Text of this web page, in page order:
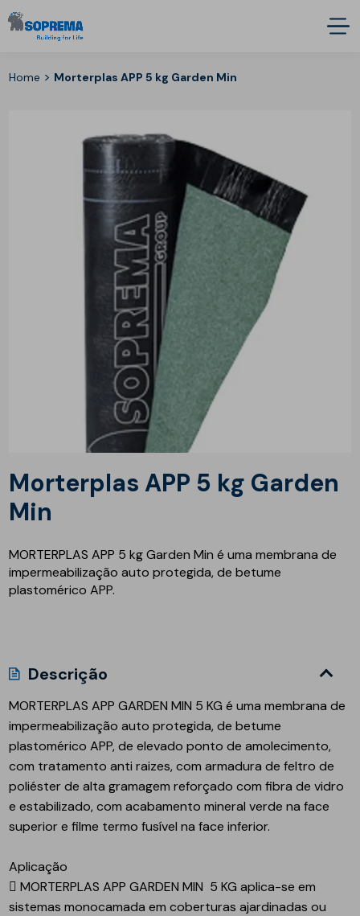
Home > Morterplas APP 5 kg Garden Min
Morterplas APP 5 kg Garden
Min
MORTERPLAS APP 5 kg Garden Min é uma membrana de
impermeabilização auto protegida, de betume
plastomérico APP.
Descrição
MORTERPLAS APP GARDEN MIN 5 KG é uma membrana de
impermeabilização auto protegida, de betume
plastomérico APP, de elevado ponto de amolecimento,
com tratamento anti raizes, com armadura de feltro de
poliéster de alta gramagem reforçado com fibra de vidro
e estabilizado, com acabamento mineral verde na face
superior e filme termo fusível na face inferior.
Aplicação
MORTERPLAS APP GARDEN MIN 5 KGaplica-se em
sistemas monocamada em coberturas ajardinadas ou